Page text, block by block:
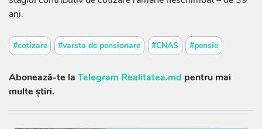
ani.
#cotizare #varsta de pensionare #CNAS #pensie
Abonează-te la Telegram Realitatea.md pentru mai
multe știri.